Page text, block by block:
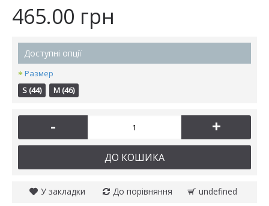
465.00 грн
Доступні опції
Размер
S (44)
M (46)
- +
ДО КОШИКА
У закладки До порівняння undefined